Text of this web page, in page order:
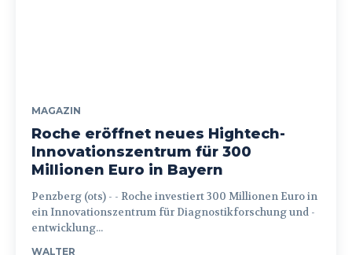
MAGAZIN
Roche eröffnet neues Hightech-
Innovationszentrum für 300
Millionen Euro in Bayern
Penzberg (ots) - - Roche investiert 300 Millionen Euro in
ein Innovationszentrum für Diagnostikforschung und -
entwicklung...
WALTER